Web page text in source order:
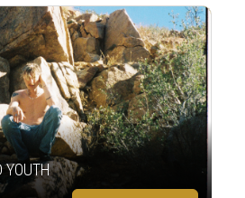
YOUTH